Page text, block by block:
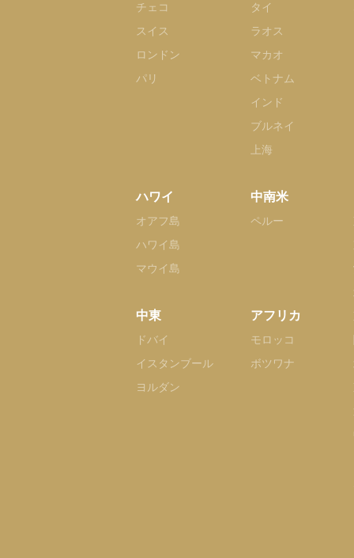
チェコ
スイス
ロンドン
パリ
ハワイ
オアフ島
ハワイ島
マウイ島
中東
ドバイ
イスタンブール
ヨルダン
タイ
ラオス
マカオ
ベトナム
インド
ブルネイ
上海
中南米
ペルー
アフリカ
モロッコ
ボツワナ